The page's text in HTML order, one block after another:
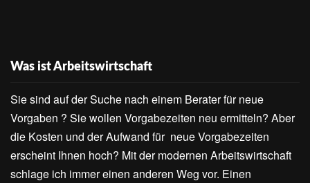
Was ist Arbeitswirtschaft
Sie sind auf der Suche nach einem Berater für neue
Vorgaben ? Sie wollen Vorgabezeiten neu ermitteln? Aber
die Kosten und der Aufwand für neue Vorgabezeiten
erscheint Ihnen hoch? Mit der modernen Arbeitswirtschaft
schlage ich immer einen anderen Weg vor. Einen